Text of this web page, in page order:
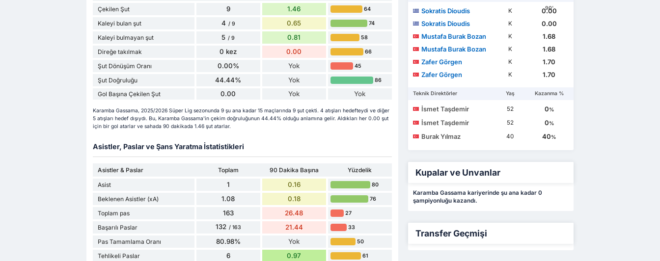
Çekilen Şut
9 1.46 64
Kaleyi bulan şut 4 / 9 0.65 74
Kaleyi bulmayan şut 5 / 9 0.81 58
Direğe takılmak 0 kez 0.00 66
Şut Dönüşüm Oranı 0.00% Yok 45
Şut Doğruluğu 44.44% Yok 86
Gol Başına Çekilen Şut 0.00 Yok Yok
Karamba Gassama, 2025/2026 Süper Lig sezonunda 9 şu ana kadar 15 maçlarında 9 şut çekti. 4 atışları hedefteydi ve diğer
5 atışları hedef dışıydı. Bu, Karamba Gassama'in çekim doğruluğunun 44.44% olduğu anlamına gelir. Aldıkları her 0.00 şut
için bir gol atarlar ve sahada 90 dakikada 1.46 şut atarlar.
Asistler, Paslar ve Şans Yaratma İstatistikleri
Asistler & Paslar Toplam 90 Dakika Başına
Yüzdelik
Asist
1 0.16 80
Beklenen Asistler (xA) 1.08 0.18 76
Toplam pas 163 26.48 27
Başarılı Paslar 132 / 163 21.44 33
Pas Tamamlama Oranı 80.98% Yok 50
Tehlikeli Paslar 6 0.97 61
90'
Sokratis Dioudis K
0.00
Sokratis Dioudis
K
0.00
Mustafa Burak Bozan
K
1.68
Mustafa Burak Bozan
K
1.68
Zafer Görgen
K
1.70
Zafer Görgen
K 1.70
Teknik Direktörler Yaş Kazanma %
İsmet Taşdemir 52 0%
İsmet Taşdemir 52 0%
Burak Yılmaz 40 40%
Kupalar ve Unvanlar
Karamba Gassama kariyerinde şu ana kadar 0
şampiyonluğu kazandı.
Transfer Geçmişi